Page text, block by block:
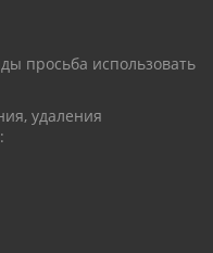
просьба использовать
удаления